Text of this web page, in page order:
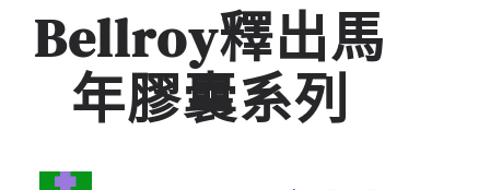
Bellroy釋出馬
年膠囊系列